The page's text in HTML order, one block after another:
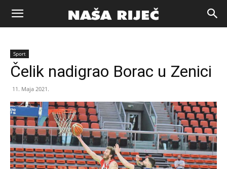
Naša
riječ
Zenica
Sport
Čelik nadigrao Borac u Zenici
11. Maja 2021.